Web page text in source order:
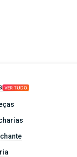
VER TUDO